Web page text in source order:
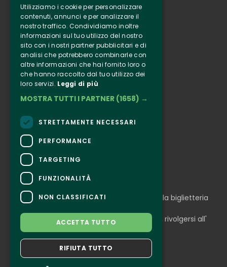
Tenuta Selvaggia
Contatti
Biglietteria
Clappit
Informazione
Seguici
Facebook
Connect
CONTATTI
Per informazioni e supporto all'acquisto della biglietteria
Per informazioni sul programma e l'evento, rivolgersi all'
organizzatore.
Dichiarazione di accessibilità
Utilizziamo i cookie per personalizzare
contenuti, annunci e per analizzare il
nostro traffico. Condividiamo inoltre
informazioni sul tuo utilizzo del nostro
sito con i nostri partner pubblicitari e di
analisi che potrebbero combinarle con
altre informazioni che hai fornito loro o
che hanno raccolto dal tuo utilizzo dei
loro servizi. Leggi di più
MOSTRA TUTTI I PARTNER (1658) →
STRETTAMENTE NECESSARI
PERFORMANCE
TARGETING
FUNZIONALITÀ
NON CLASSIFICATI
ACCETTA TUTTO
RIFIUTA TUTTO